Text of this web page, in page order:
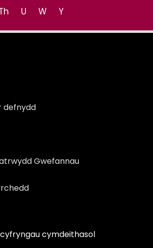
U W Y
defnydd
Gwefannau
cymdeithasol